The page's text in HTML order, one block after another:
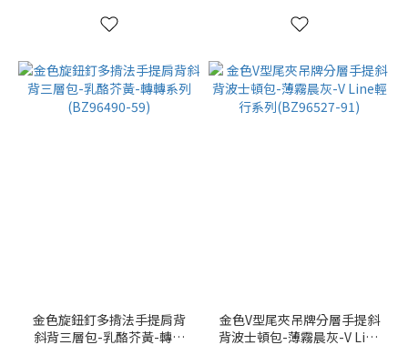
金色旋鈕釘多揹法手提肩背
斜背三層包-乳酪芥黃-轉轉
金色V型尾夾吊牌分層手提斜
背波士頓包-薄霧晨灰-V Line